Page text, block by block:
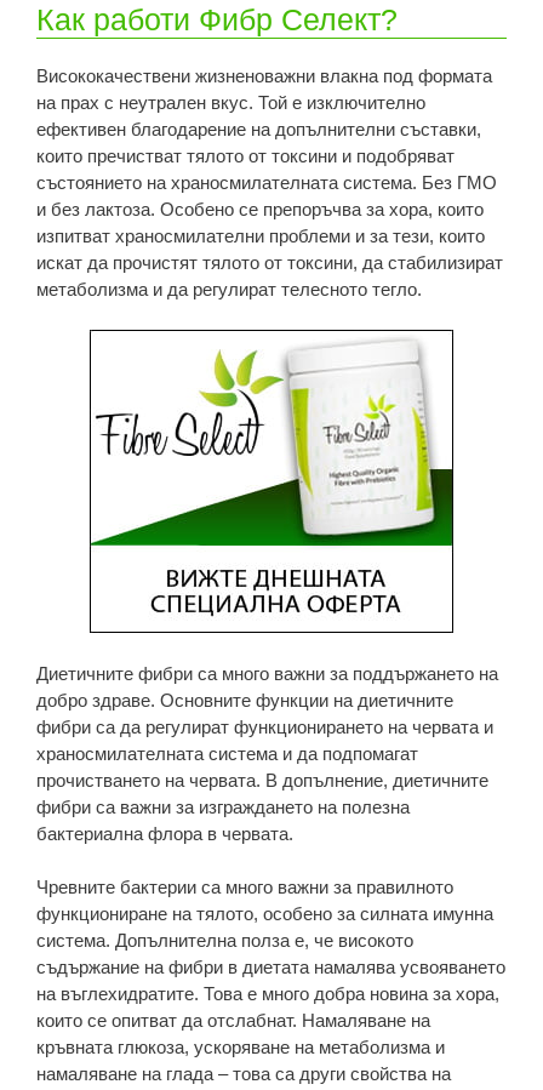
Как работи Фибр Селект?
Висококачествени жизненоважни влакна под формата
на прах с неутрален вкус. Той е изключително
ефективен благодарение на допълнителни съставки,
които пречистват тялото от токсини и подобряват
състоянието на храносмилателната система. Без ГМО
и без лактоза. Особено се препоръчва за хора, които
изпитват храносмилателни проблеми и за тези, които
искат да прочистят тялото от токсини, да стабилизират
метаболизма и да регулират телесното тегло.
Диетичните фибри са много важни за поддържането на
добро здраве. Основните функции на диетичните
фибри са да регулират функционирането на червата и
храносмилателната система и да подпомагат
прочистването на червата. В допълнение, диетичните
фибри са важни за изграждането на полезна
бактериална флора в червата.
Чревните бактерии са много важни за правилното
функциониране на тялото, особено за силната имунна
система. Допълнителна полза е, че високото
съдържание на фибри в диетата намалява усвояването
на въглехидратите. Това е много добра новина за хора,
които се опитват да отслабнат. Намаляване на
кръвната глюкоза, ускоряване на метаболизма и
намаляване на глада – това са други свойства на